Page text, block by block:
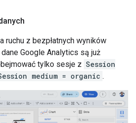
ruchu z bezpłatnych wyników
Google Analytics są już
tylko sesje z Session
medium = organic .